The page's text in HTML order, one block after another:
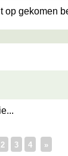
op gekomen
2 3 4 »